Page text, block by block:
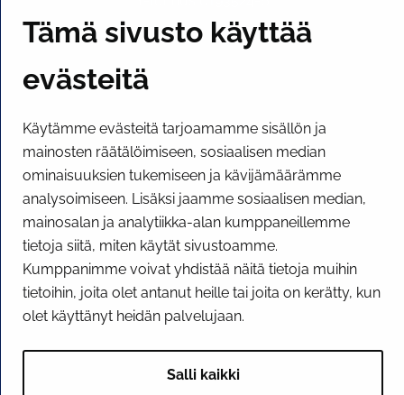
Tämä sivusto käyttää
evästeitä
Käytämme evästeitä tarjoamamme sisällön ja
mainosten räätälöimiseen, sosiaalisen median
ominaisuuksien tukemiseen ja kävijämäärämme
analysoimiseen. Lisäksi jaamme sosiaalisen median,
mainosalan ja analytiikka-alan kumppaneillemme
tietoja siitä, miten käytät sivustoamme.
Kumppanimme voivat yhdistää näitä tietoja muihin
tietoihin, joita olet antanut heille tai joita on kerätty, kun
olet käyttänyt heidän palvelujaan.
Salli kaikki
PI­KA­LINK­KE­JÄ
Näytä evästeasetukseni
SOSIAALINEN MEDIA
Facebook InstagramYouTube